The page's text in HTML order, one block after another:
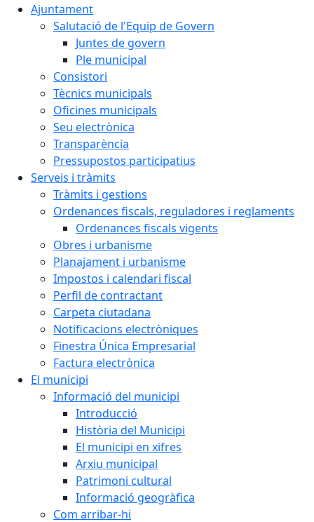
Ajuntament
Salutació de l'Equip de Govern
Juntes de govern
Ple municipal
Consistori
Tècnics municipals
Oficines municipals
Seu electrònica
Transparència
Pressupostos participatius
Serveis i tràmits
Tràmits i gestions
Ordenances fiscals, reguladores i reglaments
Ordenances fiscals vigents
Obres i urbanisme
Planajament i urbanisme
Impostos i calendari fiscal
Perfil de contractant
Carpeta ciutadana
Notificacions electròniques
Finestra Única Empresarial
Factura electrònica
El municipi
Informació del municipi
Introducció
Història del Municipi
El municipi en xifres
Arxiu municipal
Patrimoni cultural
Informació geogràfica
Com arribar-hi